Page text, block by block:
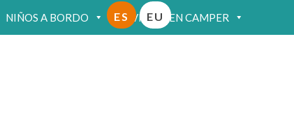
NIÑOS A BORDO VIAJAR EN CAMPER
ES EU